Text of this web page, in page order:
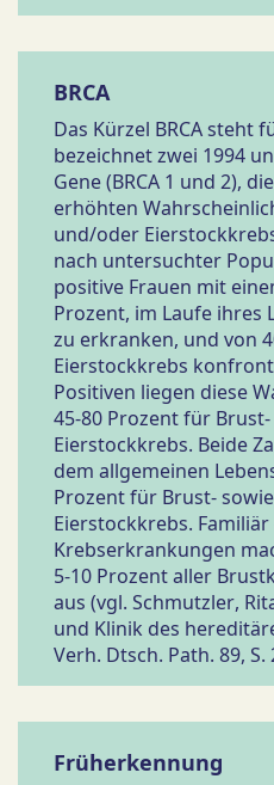
BRCA
Das Kürzel BRCA steht
bezeichnet zwei 1994
Gene (BRCA 1 und 2),
erhöhten
und/oder
nach untersuchter
positive Frauen mit
Prozent, im Laufe ihres
zu erkranken, und von
Eierstockkrebs
Positiven liegen diese
45-80 Prozent für
Eierstockkrebs. Beide
dem allgemeinen
Prozent für Brust-
Eierstockkrebs.
Krebserkrankungen
5-10 Prozent aller
aus (vgl. Schmutzler,
und Klinik des
Verh. Dtsch. Path. 89, S.
Früherkennung